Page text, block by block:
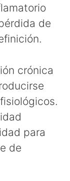
de
crónica
para
de